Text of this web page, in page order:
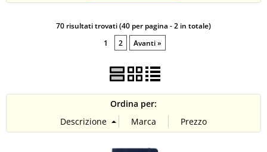
70 risultati trovati (40 per pagina - 2 in totale)
1
2 Avanti »
Ordina per: